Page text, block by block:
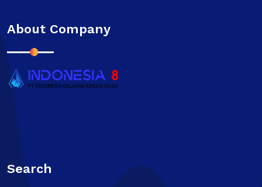
About Company
Search